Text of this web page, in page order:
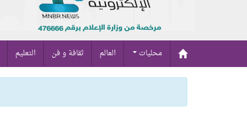
محليات العالم ثقافة و فن التعليم